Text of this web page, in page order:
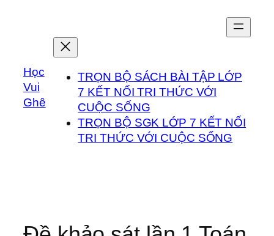
dungHọc
Vui
Ghê
TRỌN BỘ SÁCH BÀI TẬP LỚP
7 KẾT NỐI TRI THỨC VỚI
CUỘC SỐNG
TRỌN BỘ SGK LỚP 7 KẾT NỐI
TRI THỨC VỚI CUỘC SỐNG